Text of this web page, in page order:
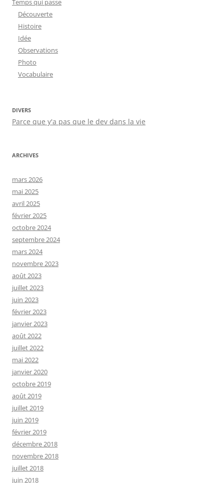
Temps qui passe
Découverte
Histoire
Idée
Observations
Photo
Vocabulaire
DIVERS
Parce que y'a pas que le dev dans la vie
ARCHIVES
mars 2026
mai 2025
avril 2025
février 2025
octobre 2024
septembre 2024
mars 2024
novembre 2023
août 2023
juillet 2023
juin 2023
février 2023
janvier 2023
août 2022
juillet 2022
mai 2022
janvier 2020
octobre 2019
août 2019
juillet 2019
juin 2019
février 2019
décembre 2018
novembre 2018
juillet 2018
juin 2018